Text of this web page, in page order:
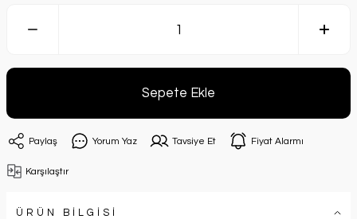
Sepete Ekle
Paylaş Yorum Yaz Tavsiye Et Fiyat Alarmı
Karşılaştır
ÜRÜN BİLGİSİ